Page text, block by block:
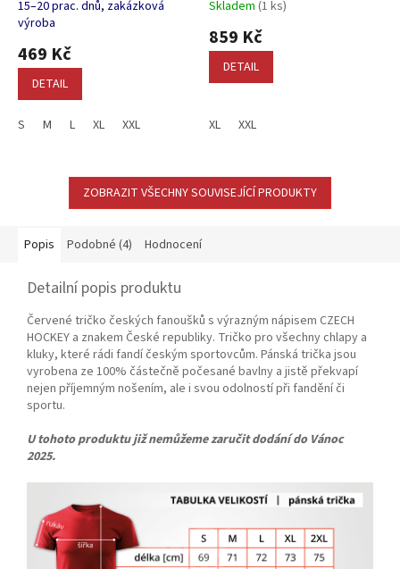
15–20 prac. dnů, zakázková
výroba
469 Kč
DETAIL
S M L XL XXL
Skladem (1 ks)
859 Kč
DETAIL
XL XXL
ZOBRAZIT VŠECHNY SOUVISEJÍCÍ PRODUKTY
Popis Podobné (4) Hodnocení
Detailní popis produktu
Červené tričko českých fanoušků s výrazným nápisem CZECH
HOCKEY a znakem České republiky. Tričko pro všechny chlapy a
kluky, které rádi fandí českým sportovcům. Pánská trička jsou
vyrobena ze 100% částečně počesané bavlny a jistě překvapí
nejen příjemným nošením, ale i svou odolností při fandění či
sportu.
U tohoto produktu již nemůžeme zaručit dodání do Vánoc
2025.